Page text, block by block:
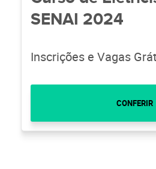
SENAI 2024
Inscrições e Vagas
CONFERIR